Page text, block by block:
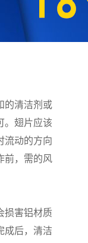
的清洁剂或
。翅片应该
流动的方向
前，需的风
损害铝材质
成后，清洁